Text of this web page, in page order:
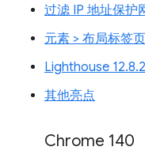
过滤 IP 地址保护
元素 > 布局标签
Lighthouse 12.8.2
其他亮点
Chrome 140